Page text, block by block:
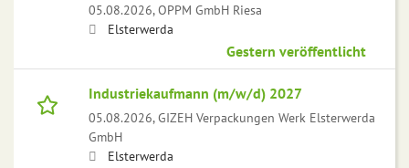
05.08.2026,OPPM GmbH Riesa
Elsterwerda
Gestern veröffentlicht
Industriekaufmann (m/w/d) 2027
05.08.2026,GIZEH Verpackungen Werk Elsterwerda
GmbH
Elsterwerda